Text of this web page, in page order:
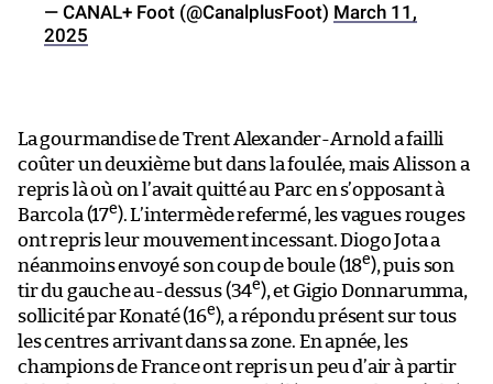
— CANAL+ Foot (@CanalplusFoot) March 11,
2025
La gourmandise de Trent Alexander-Arnold a failli
coûter un deuxième but dans la foulée, mais Alisson a
repris là où on l’avait quitté au Parc en s’opposant à
Barcola (17e). L’intermède refermé, les vagues rouges
ont repris leur mouvement incessant. Diogo Jota a
néanmoins envoyé son coup de boule (18e), puis son
tir du gauche au-dessus (34e), et Gigio Donnarumma,
sollicité par Konaté (16e), a répondu présent sur tous
les centres arrivant dans sa zone. En apnée, les
champions de France ont repris un peu d’air à partir